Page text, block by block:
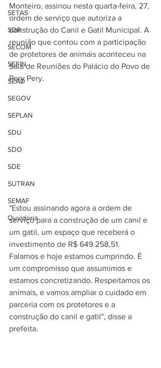
SETAS
SDR
SECOM
SEFIN
SEAD
SEGOV
SEPLAN
SDU
SDO
SDE
SUTRAN
SEMAF
Ouvidoria
Monteiro, assinou nesta quarta-feira, 27,
ordem de serviço que autoriza a
construção do Canil e Gatil Municipal. A
reunião que contou com a participação
de protetores de animais aconteceu na
Sala de Reuniões do Palácio do Povo de
Pery Pery.
"Estou assinando agora a ordem de
serviço para a construção de um canil e
um gatil, um espaço que receberá o
investimento de R$ 649.258,51.
Falamos e hoje estamos cumprindo. É
um compromisso que assumimos e
estamos concretizando. Respeitamos os
animais, e vamos ampliar o cuidado em
parceria com os protetores e a
construção do canil e gatil", disse a
prefeita.